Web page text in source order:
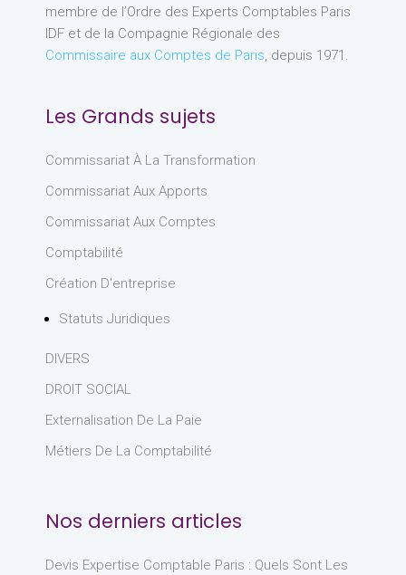
membre de l’Ordre des Experts Comptables Paris
IDF et de la Compagnie Régionale des
Commissaire aux Comptes de Paris, depuis 1971.
Les Grands sujets
Commissariat À La Transformation
Commissariat Aux Apports
Commissariat Aux Comptes
Comptabilité
Création D'entreprise
Statuts Juridiques
DIVERS
DROIT SOCIAL
Externalisation De La Paie
Métiers De La Comptabilité
Nos derniers articles
Devis Expertise Comptable Paris : Quels Sont Les